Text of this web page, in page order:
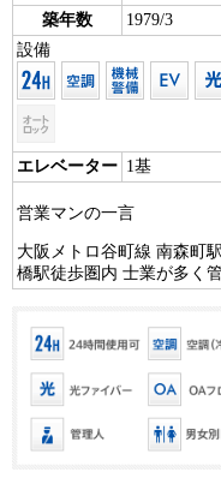
築年数
1979/3
設備
エレベーター 1基
営業マンの一言
大阪メトロ谷町線 南森町
橋駅徒歩圏内 士業が多く